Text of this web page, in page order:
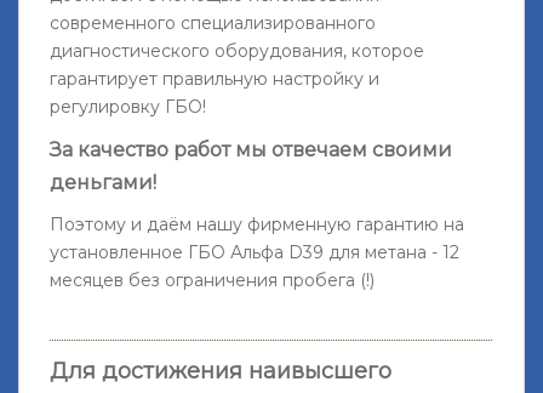
современного специализированного
диагностического оборудования, которое
гарантирует правильную настройку и
регулировку ГБО!
За качество работ мы отвечаем своими
деньгами!
Поэтому и даём нашу фирменную гарантию на
установленное ГБО Альфа D39 для метана - 12
месяцев без ограничения пробега (!)
Для достижения наивысшего